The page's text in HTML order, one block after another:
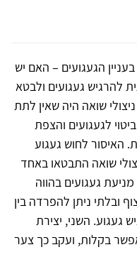
הגעגועים – האם יש
להרגיש געגועים ולבטא
שואה היה שאין לתת
לגעגועים והצפת
האיסור לחוש געגוע
שואה התבטאו באחד
געגועים בהווה
ובלתי ניתן להפרדה בין
געגוע. השני, יצירת
בקלות, ועקב כך צער